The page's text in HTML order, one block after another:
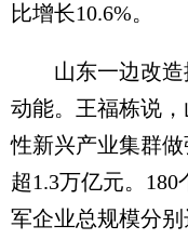
比增长10.6%。
山东一边改造
动能。王福栋说
性新兴产业集群
超1.3万亿元。180
军企业总规模分别